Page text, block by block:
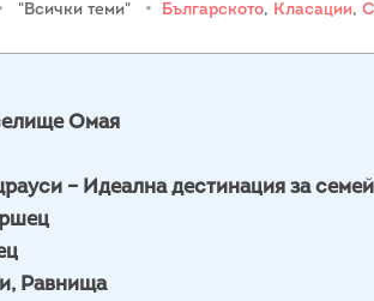
"Всички теми" • Българското, Класации,
Омая
– Идеална дестинация за
Равнища